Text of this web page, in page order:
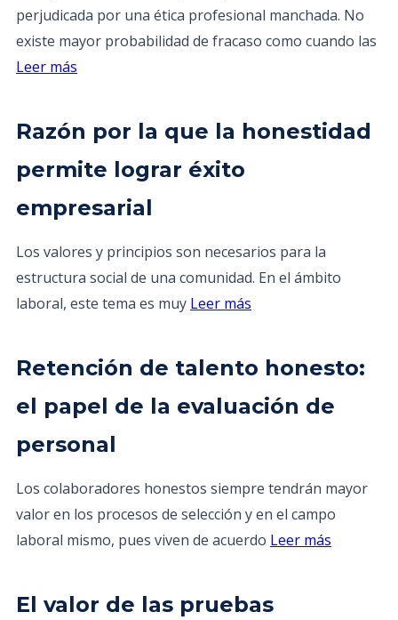
perjudicada por una ética profesional manchada. No
existe mayor probabilidad de fracaso como cuando las
Leer más
Razón por la que la honestidad
permite lograr éxito
empresarial
Los valores y principios son necesarios para la
estructura social de una comunidad. En el ámbito
laboral, este tema es muy Leer más
Retención de talento honesto:
el papel de la evaluación de
personal
Los colaboradores honestos siempre tendrán mayor
valor en los procesos de selección y en el campo
laboral mismo, pues viven de acuerdo Leer más
El valor de las pruebas